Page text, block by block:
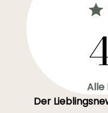
Alle
Der